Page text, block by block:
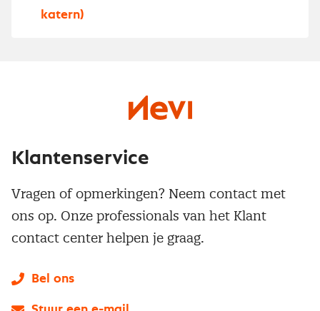
katern)
Klantenservice
Vragen of opmerkingen? Neem contact met
ons op. Onze professionals van het Klant
contact center helpen je graag.
Bel ons